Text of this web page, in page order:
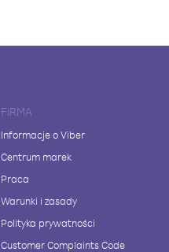
FIRMA
Informacje o Viber
Centrum marek
Praca
Warunki i zasady
Polityka prywatności
Customer Complaints Code